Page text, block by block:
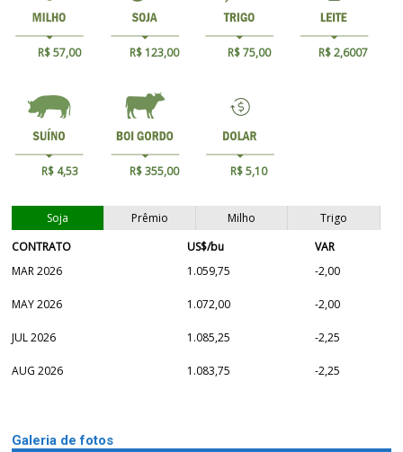
R$ 57,00 R$ 123,00 R$ 75,00 R$ 2,6007
R$ 4,53 R$ 355,00 R$ 5,10
Soja Prêmio Milho
Trigo
CONTRATO
US$/bu
VAR
MAR 2026
1.059,75 -2,00
MAY 2026 1.072,00 -2,00
JUL 2026 1.085,25 -2,25
AUG 2026 1.083,75 -2,25
Galeria de fotos